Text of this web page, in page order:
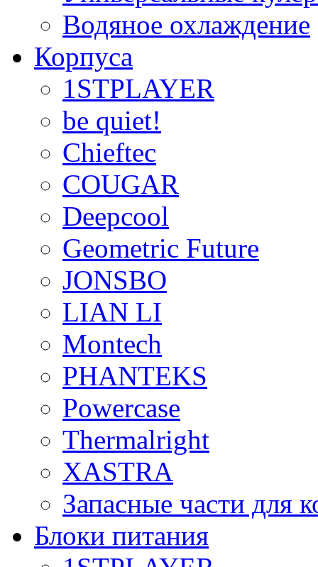
Водяное охлаждение
Корпуса
1STPLAYER
be quiet!
Chieftec
COUGAR
Deepcool
Geometric Future
JONSBO
LIAN LI
Montech
PHANTEKS
Powercase
Thermalright
XASTRA
Запасные части для
Блоки питания